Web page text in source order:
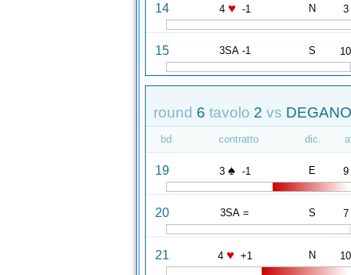
14 4 ♥ -1 N 3
15 3SA -1 S 10
round 6 tavolo 2 vs
bd. contratto dic.
19 3 ♠ -1 E 9
20 3SA = S 7
21 4 ♥ +1 N 10